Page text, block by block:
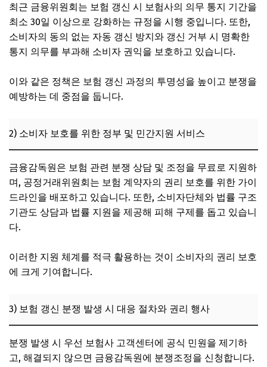
최근 금융위원회는 보험 갱신 시 보험사의 의무 통지 기간을
최소 30일 이상으로 강화하는 규정을 시행 중입니다. 또한,
소비자의 동의 없는 자동 갱신 방지와 갱신 거부 시 명확한
통지 의무를 부과해 소비자 권익을 보호하고 있습니다.
이와 같은 정책은 보험 갱신 과정의 투명성을 높이고 분쟁을
예방하는 데 중점을 둡니다.
2) 소비자 보호를 위한 정부 및 민간지원 서비스
금융감독원은 보험 관련 분쟁 상담 및 조정을 무료로 지원하
며, 공정거래위원회는 보험 계약자의 권리 보호를 위한 가이
드라인을 배포하고 있습니다. 또한, 소비자단체와 법률 구조
기관도 상담과 법률 지원을 제공해 피해 구제를 돕고 있습니
다.
이러한 지원 체계를 적극 활용하는 것이 소비자의 권리 보호
에 크게 기여합니다.
3) 보험 갱신 분쟁 발생 시 대응 절차와 권리 행사
분쟁 발생 시 우선 보험사 고객센터에 공식 민원을 제기하
고, 해결되지 않으면 금융감독원에 분쟁조정을 신청합니다.